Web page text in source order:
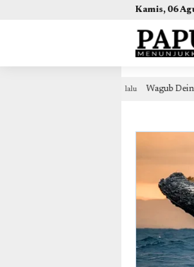
(self.SWG_BASIC = self.SWG_BASIC || []).push(
Kamis, 06
Wagub Deinas Geley: